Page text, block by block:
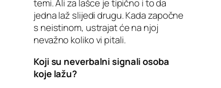
temi. Ali za lašce je tipično i to da
jedna laž slijedi drugu. Kada započne
s neistinom, ustrajat će na njoj
nevažno koliko vi pitali.
Koji su neverbalni signali osoba
koje lažu?